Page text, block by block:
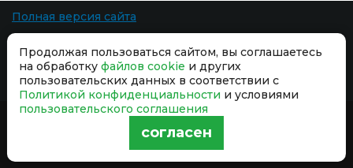
Полная версия сайта
обязательна.
Разработка сайта -
и принимаете условия
Продолжая пользоваться сайтом, вы соглашаетесь
на обработку файлов cookie и других
пользовательских данных в соответствии с
Политикой конфиденциальности и условиями
пользовательского соглашения
согласен